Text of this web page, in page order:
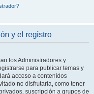
y el registro
los Administradores y
para publicar temas y
acceso a contenidos
no disfrutaría, como tener
suscripción a grupos de